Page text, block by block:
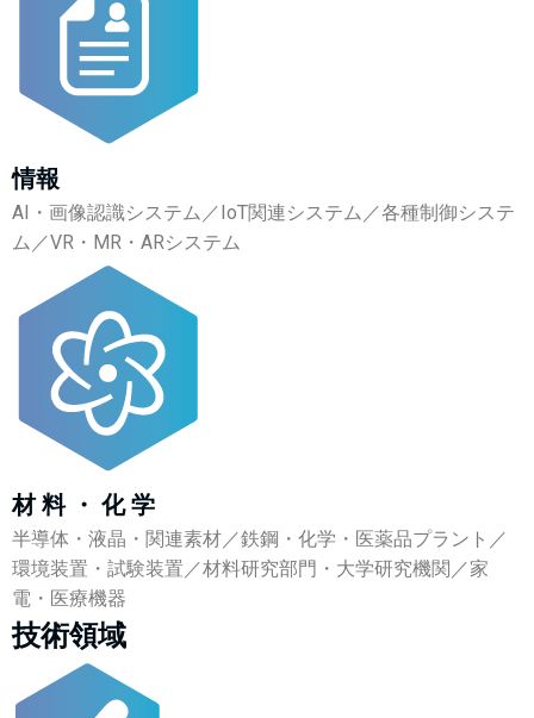
情報
AI・画像認識システム／IoT関連システム／各種制御システ
ム／VR・MR・ARシステム
材 料 ・ 化 学
半導体・液晶・関連素材／鉄鋼・化学・医薬品プラント／
環境装置・試験装置／材料研究部門・大学研究機関／家
電・医療機器
技術領域